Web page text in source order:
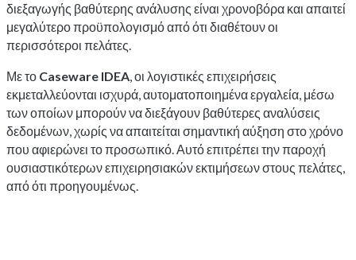
διεξαγωγής βαθύτερης ανάλυσης είναι χρονοβόρα και απαιτεί
μεγαλύτερο προϋπολογισμό από ότι διαθέτουν οι
περισσότεροι πελάτες.
Με το Caseware IDEA, οι λογιστικές επιχειρήσεις
εκμεταλλεύονται ισχυρά, αυτοματοποιημένα εργαλεία, μέσω
των οποίων μπορούν να διεξάγουν βαθύτερες αναλύσεις
δεδομένων, χωρίς να απαιτείται σημαντική αύξηση στο χρόνο
που αφιερώνει το προσωπικό. Αυτό επιτρέπει την παροχή
ουσιαστικότερων επιχειρησιακών εκτιμήσεων στους πελάτες,
από ότι προηγουμένως.